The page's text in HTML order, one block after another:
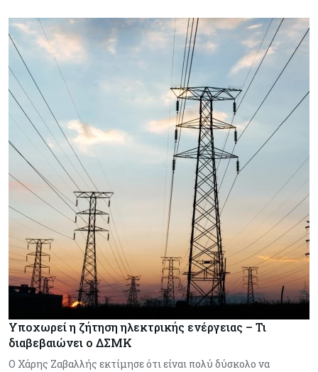
Υποχωρεί η ζήτηση ηλεκτρικής ενέργειας – Τι
διαβεβαιώνει ο ΔΣΜΚ
Ο Χάρης Ζαβαλλής εκτίμησε ότι είναι πολύ δύσκολο να